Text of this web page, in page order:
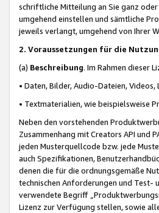
schriftliche Mitteilung an Sie ganz
umgehend einstellen und sämtliche
jeweils verlangt, umgehend von Ihrer
2. Voraussetzungen für die
(a) Beschreibung. Im Rahmen dieser
• Daten, Bilder, Audio-Dateien,
• Textmaterialien, wie beispielsweise
Neben den vorstehenden
Zusammenhang mit Creators API und
jeden Musterquellcode bzw. jede
auch Spezifikationen,
denen die für die ordnungsgemäße
technischen Anforderungen und Test-
verwendete Begriff
Lizenz zur Verfügung stellen, sowie